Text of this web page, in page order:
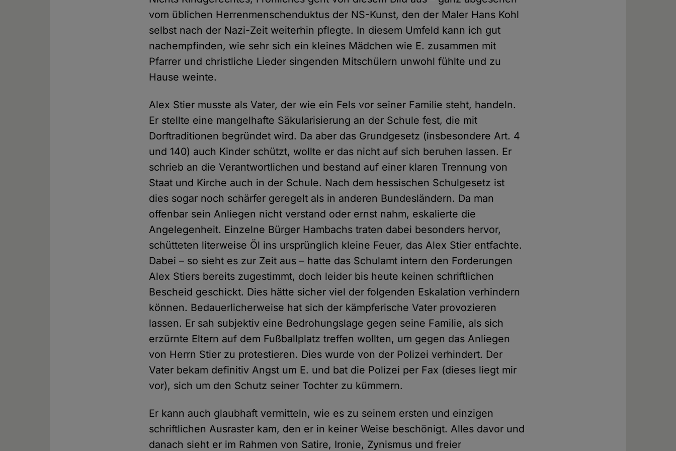
vom üblichen Herrenmenschenduktus der NS-Kunst, den der Maler Hans Kohl
selbst nach der Nazi-Zeit weiterhin pflegte. In diesem Umfeld kann ich gut
nachempfinden, wie sehr sich ein kleines Mädchen wie E. zusammen mit
Pfarrer und christliche Lieder singenden Mitschülern unwohl fühlte und zu
Hause weinte.
Alex Stier musste als Vater, der wie ein Fels vor seiner Familie steht, handeln.
Er stellte eine mangelhafte Säkularisierung an der Schule fest, die mit
Dorftraditionen begründet wird. Da aber das Grundgesetz (insbesondere Art. 4
und 140) auch Kinder schützt, wollte er das nicht auf sich beruhen lassen. Er
schrieb an die Verantwortlichen und bestand auf einer klaren Trennung von
Staat und Kirche auch in der Schule. Nach dem hessischen Schulgesetz ist
dies sogar noch schärfer geregelt als in anderen Bundesländern. Da man
offenbar sein Anliegen nicht verstand oder ernst nahm, eskalierte die
Angelegenheit. Einzelne Bürger Hambachs traten dabei besonders hervor,
schütteten literweise Öl ins ursprünglich kleine Feuer, das Alex Stier entfachte.
Dabei – so sieht es zur Zeit aus – hatte das Schulamt intern den Forderungen
Alex Stiers bereits zugestimmt, doch leider bis heute keinen schriftlichen
Bescheid geschickt. Dies hätte sicher viel der folgenden Eskalation verhindern
können. Bedauerlicherweise hat sich der kämpferische Vater provozieren
lassen. Er sah subjektiv eine Bedrohungslage gegen seine Familie, als sich
erzürnte Eltern auf dem Fußballplatz treffen wollten, um gegen das Anliegen
von Herrn Stier zu protestieren. Dies wurde von der Polizei verhindert. Der
Vater bekam definitiv Angst um E. und bat die Polizei per Fax (dieses liegt mir
vor), sich um den Schutz seiner Tochter zu kümmern.
Er kann auch glaubhaft vermitteln, wie es zu seinem ersten und einzigen
schriftlichen Ausraster kam, den er in keiner Weise beschönigt. Alles davor und
danach sieht er im Rahmen von Satire, Ironie, Zynismus und freier